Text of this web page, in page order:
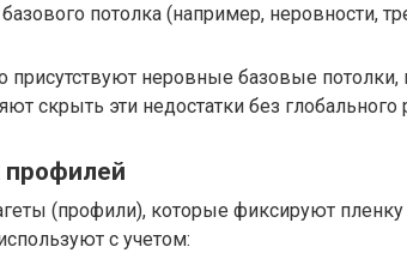
потолка (например, неровности,
присутствуют неровные базовые
скрыть эти недостатки без глобального
(профили), которые фиксируют пленку
с учетом: